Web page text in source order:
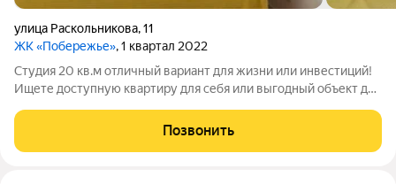
улица Раскольникова,11
ЖК «Побережье», 1 квартал 2022
Студия 20 кв.м отличный вариант для жизни или инвестиций!
Ищете доступную квартиру для себя или выгодный объект для
так и для
Позвонить